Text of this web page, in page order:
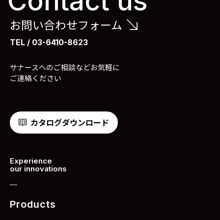
お問い合わせフォーム
TEL / 03-6410-8623
サナースへのご相談などお気軽に
ご連絡ください
Experience
our innovations
Products
カタログダウンロード